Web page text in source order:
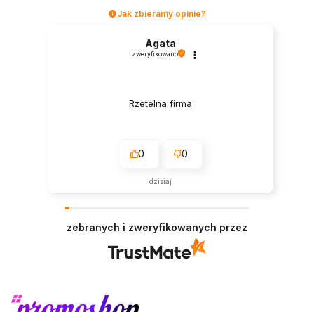
Jak zbieramy opinie?
Agata
zweryfikowano
Rzetelna firma
0 0
dzisiaj
zebranych i zweryfikowanych przez